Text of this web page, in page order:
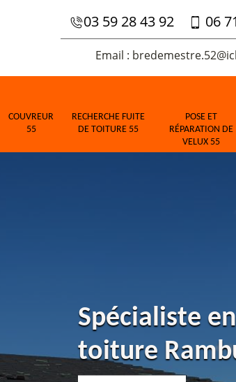
03 59 28 43 92 06
Email :
COUVREUR
55
RECHERCHE FUITE
DE TOITURE 55
POSE ET
RÉPARATION DE
VELUX 55
Spécialiste
toiture